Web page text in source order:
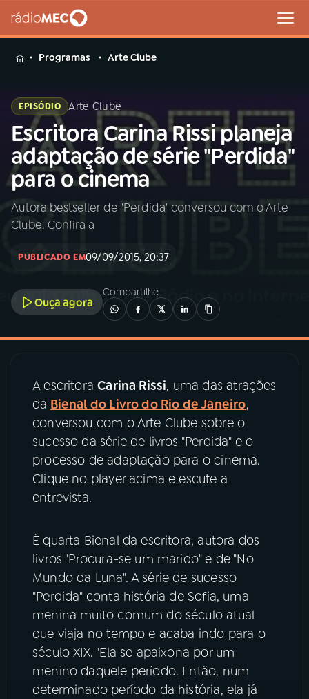
MENU
Buscar
na
Rádio
MEC
Buscar
Início AO VIVO
INÍCIO
A RÁDIO
03PROGRAMAÇÃO
04PROGRAMAS
PODCASTS
06VIDEOCASTS
PRÊMIO RÁDIO MEC
ACOMPANHE A RÁDIO MEC
YouTube Facebook
Instagram X
Programas Arte Clube
EPISÓDIO Arte Clube
Escritora Carina Rissi planeja
adaptação de série "Perdida"
para o cinema
Autora bestseller de "Perdida" conversou com o Arte
Clube. Confira a
PUBLICADO EM09/09/2015, 20:37
Ouça agora
Compartilhe
A escritoraCarina Rissi, uma das atrações
da Bienal do Livro do Rio de Janeiro,
conversou com o Arte Clube sobre o
sucesso da série de livros "Perdida" e o
processo de adaptação para o cinema.
Clique no player acima e escute a
entrevista.
É quarta Bienal da escritora, autora dos
livros "Procura-se um marido" e de "No
Mundo da Luna". A série de sucesso
"Perdida" conta história de Sofia, uma
menina muito comum do século atual
que viaja no tempo e acaba indo para o
século XIX. "Ela se apaixona por um
menino daquele período. Então, num
determinado período da história, ela já